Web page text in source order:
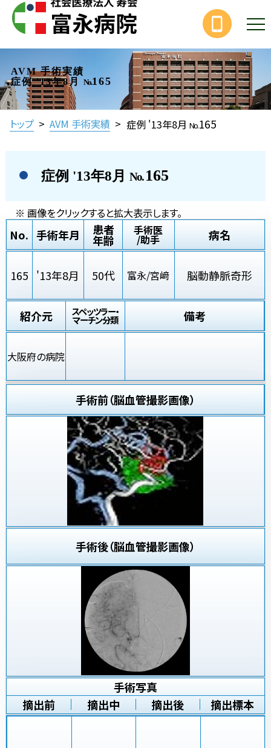
AVM 手術実績
症例 '13年8月
No.165
トップ > AVM 手術実績 > 症例 '13年8月 No.165
症例 '13年8月 No.165
※ 画像をクリックすると拡大表示します。
No. 手術年月 患者
年齢
手術医
/助手 病名
165 '13年8月 50代 富永/宮﨑 脳動静脈奇形
紹介元 スペッツラー・
マーチン分類 備考
大阪府の病院
手術前（脳血管撮影画像）
手術後（脳血管撮影画像）
手術写真
摘出前
摘出中 摘出後 摘出標本